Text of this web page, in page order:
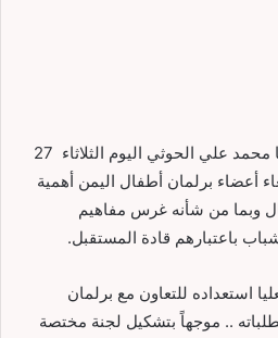
أكد رئيس اللجنة الثورية العليا محمد علي الحوثي اليوم الثلاثاء 27
بصنعاء أعضاء برلمان أطفال اليمن أهمية
وبما من شأنه غرس مفاهيم
باعتبارهم قادة المستقبل.
استعداده للتعاون مع برلمان
.. موجهاً بتشكيل لجنة مختصة